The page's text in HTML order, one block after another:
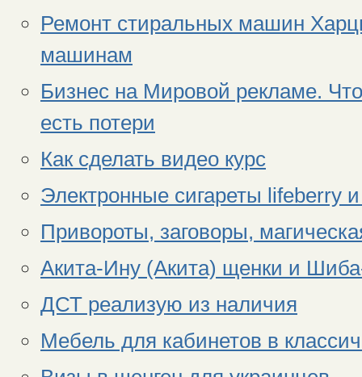
Ремонт стиральных машин
машинам
Бизнес на Мировой рекламе.
есть потери
Как сделать видео курс
Электронные сигареты lifeberry
Привороты, заговоры,
Акита-Ину (Акита) щенки и
ДСТ реализую из наличия
Мебель для кабинетов в